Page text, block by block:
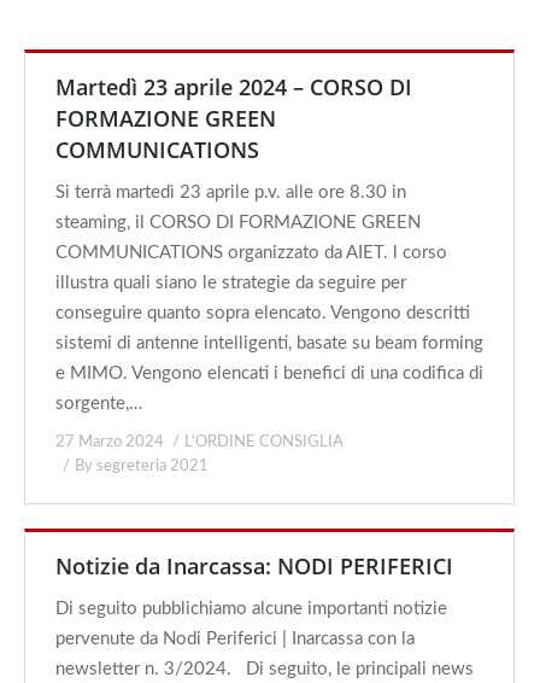
Martedì 23 aprile 2024 – CORSO DI
FORMAZIONE GREEN
COMMUNICATIONS
Si terrà martedì 23 aprile p.v. alle ore 8.30 in
steaming, il CORSO DI FORMAZIONE GREEN
COMMUNICATIONS organizzato da AIET. l corso
illustra quali siano le strategie da seguire per
conseguire quanto sopra elencato. Vengono descritti
sistemi di antenne intelligenti, basate su beam forming
e MIMO. Vengono elencati i benefici di una codifica di
sorgente,…
27 Marzo 2024
L'ORDINE CONSIGLIA
By segreteria 2021
Notizie da Inarcassa: NODI PERIFERICI
Di seguito pubblichiamo alcune importanti notizie
pervenute da Nodi Periferici | Inarcassa con la
newsletter n. 3/2024. Di seguito, le principali news